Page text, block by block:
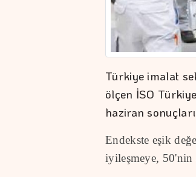
Türkiye imalat
ölçen İSO
haziran sonuçları
Endekste eşik
iyileşmeye, 50'nin